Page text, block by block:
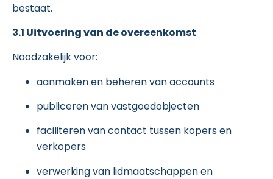
bestaat.
3.1 Uitvoering van de overeenkomst
Noodzakelijk voor:
aanmaken en beheren van accounts
publiceren van vastgoedobjecten
faciliteren van contact tussen kopers en
verkopers
verwerking van lidmaatschappen en